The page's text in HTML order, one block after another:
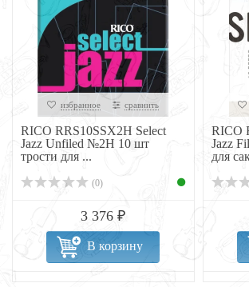
избранное сравнить
RICO RRS10SSX2H Select
Jazz Unfiled №2H 10 шт
трости для ...
(0)
3 376 ₽
В корзину
RICO
Jazz
для